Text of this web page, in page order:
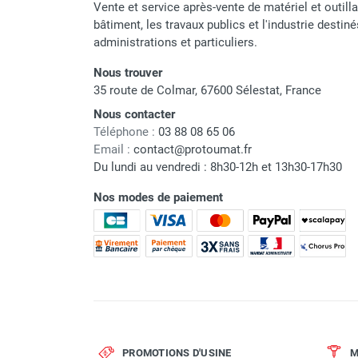
Vente et service après-vente de matériel et
bâtiment, les travaux publics et l'industrie
administrations et particuliers.
Nous trouver
35 route de Colmar, 67600 Sélestat, France
Nous contacter
Téléphone : 03 88 08 65 06
Email : contact@protoumat.fr
Du lundi au vendredi : 8h30-12h et 13h30-17h30
Nos modes de paiement
PROMOTIONS D'USINE